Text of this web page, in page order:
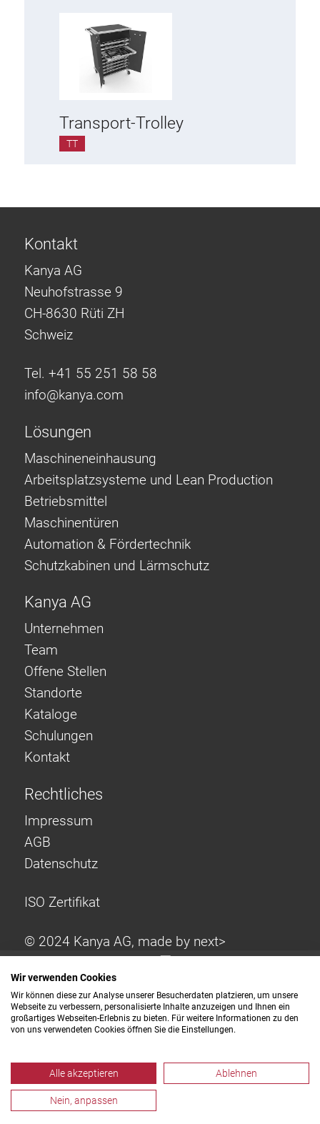
Transport-Trolley
TT
Kontakt
Kanya AG
Neuhofstrasse 9
CH-8630 Rüti ZH
Schweiz
Tel. +41 55 251 58 58
info@kanya.com
Lösungen
Maschineneinhausung
Arbeitsplatzsysteme und Lean Production
Betriebsmittel
Maschinentüren
Automation & Fördertechnik
Schutzkabinen und Lärmschutz
Kanya AG
Unternehmen
Team
Offene Stellen
Standorte
Kataloge
Schulungen
Kontakt
Rechtliches
Impressum
AGB
Datenschutz
ISO Zertifikat
© 2024 Kanya AG, made by next>
Wir verwenden Cookies
Wir können diese zur Analyse unserer Besucherdaten platzieren, um unsere
Webseite zu verbessern, personalisierte Inhalte anzuzeigen und Ihnen ein
großartiges Webseiten-Erlebnis zu bieten. Für weitere Informationen zu den
von uns verwendeten Cookies öffnen Sie die Einstellungen.
Alle akzeptieren Ablehnen
Nein, anpassen